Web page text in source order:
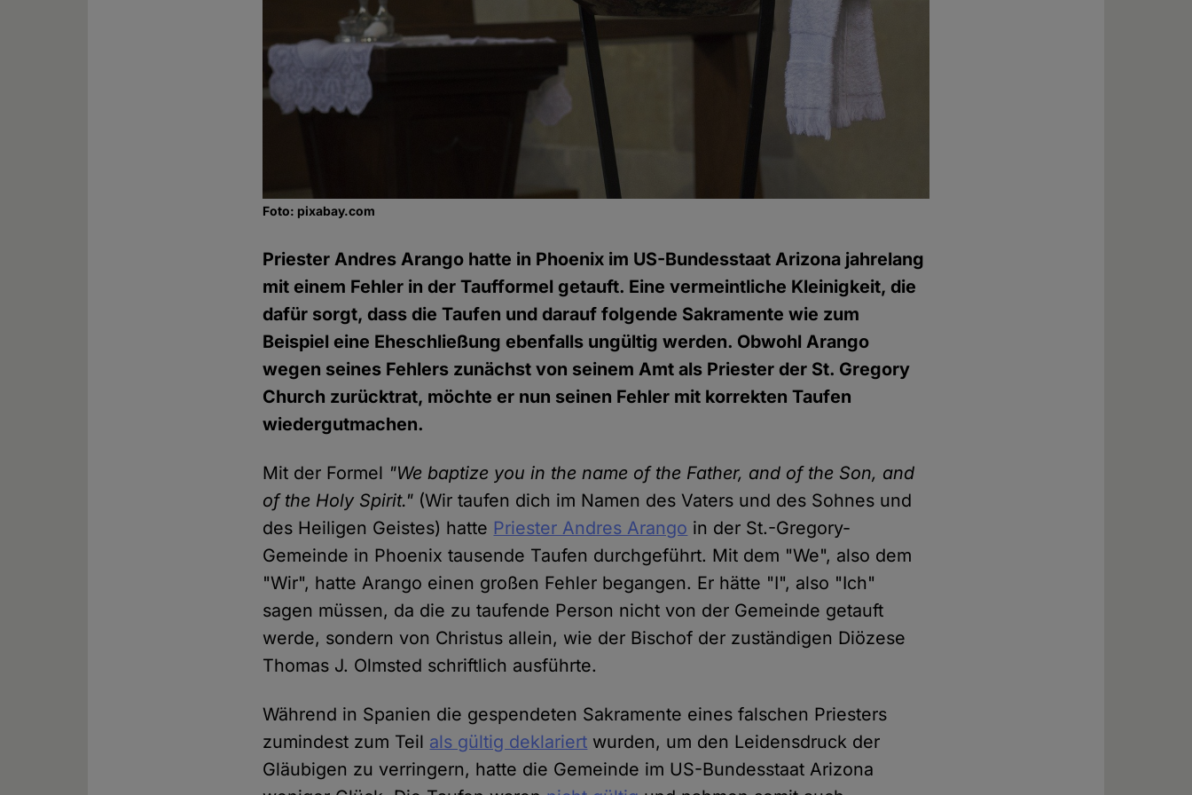
Foto: pixabay.com
Priester Andres Arango hatte in Phoenix im US-Bundesstaat Arizona jahrelang
mit einem Fehler in der Taufformel getauft. Eine vermeintliche Kleinigkeit, die
dafür sorgt, dass die Taufen und darauf folgende Sakramente wie zum
Beispiel eine Eheschließung ebenfalls ungültig werden. Obwohl Arango
wegen seines Fehlers zunächst von seinem Amt als Priester der St. Gregory
Church zurücktrat, möchte er nun seinen Fehler mit korrekten Taufen
wiedergutmachen.
Mit der Formel "We baptize you in the name of the Father, and of the Son, and
of the Holy Spirit." (Wir taufen dich im Namen des Vaters und des Sohnes und
des Heiligen Geistes) hatte Priester Andres Arango in der St.-Gregory-
Gemeinde in Phoenix tausende Taufen durchgeführt. Mit dem "We", also dem
"Wir", hatte Arango einen großen Fehler begangen. Er hätte "I", also "Ich"
sagen müssen, da die zu taufende Person nicht von der Gemeinde getauft
werde, sondern von Christus allein, wie der Bischof der zuständigen Diözese
Thomas J. Olmsted schriftlich ausführte.
Während in Spanien die gespendeten Sakramente eines falschen Priesters
zumindest zum Teil als gültig deklariert wurden, um den Leidensdruck der
Gläubigen zu verringern, hatte die Gemeinde im US-Bundesstaat Arizona